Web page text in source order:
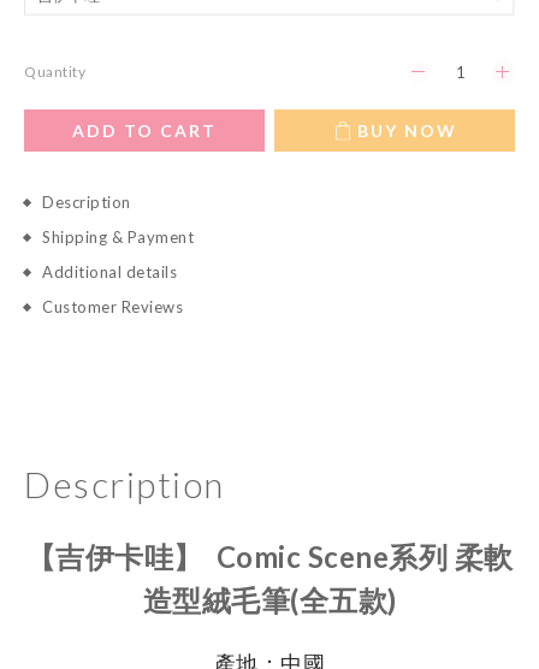
Quantity
ADD TO CART BUY NOW
Description
Shipping & Payment
Additional details
Customer Reviews
Description
【吉伊卡哇】 Comic Scene系列 柔軟
造型絨毛筆(全五款)
產地：中國